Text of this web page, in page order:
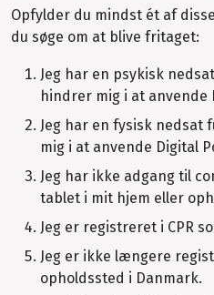
Opfylder du mindst ét af
du søge om at blive fritaget:
Jeg har en psykisk
hindrer mig i at anvende
Jeg har en fysisk
mig i at anvende Digital
Jeg har ikke adgang til
tablet i mit hjem eller
Jeg er registreret i CPR
Jeg er ikke længere
opholdssted i Danmark.